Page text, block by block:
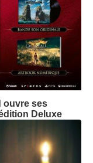
ouvre ses
Deluxe